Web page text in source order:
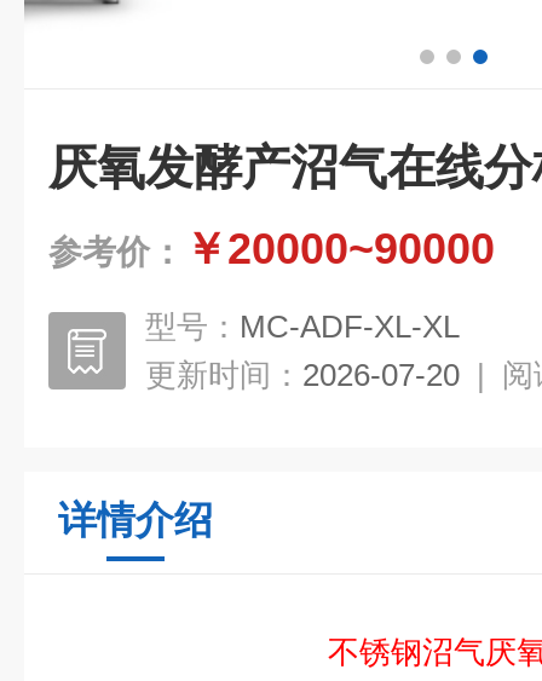
厌氧发酵产沼气在线
参考价： ￥20000~90000
型号： MC-ADF-XL-XL
更新时间： 2026-07-20 | 阅
详情介绍
不锈钢沼气厌